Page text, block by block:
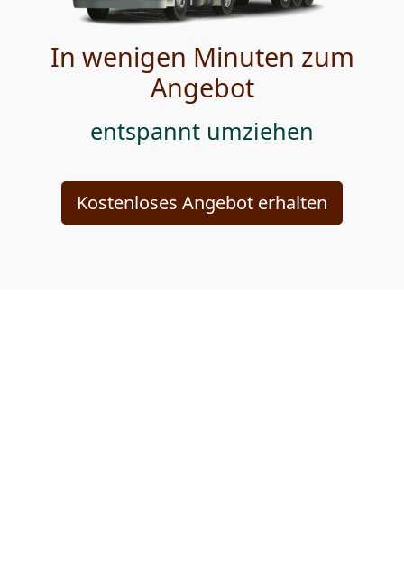
In wenigen Minuten zum
Angebot
entspannt umziehen
Kostenloses Angebot erhalten